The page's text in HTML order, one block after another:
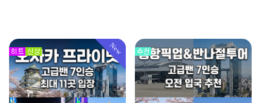
일본워킹투어,
오사카원데이투어, 가자고투어
New